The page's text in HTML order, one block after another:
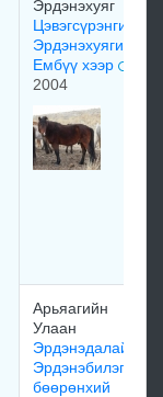
Эрдэнэхуяг
Цэвэгсүрэнгийн
Эрдэнэхуягийн
Ембүү хээр
2004
Арьяагийн
Улаан
Эрдэнэдалайн
Эрдэнэбилэгийн
бөөрөнхий